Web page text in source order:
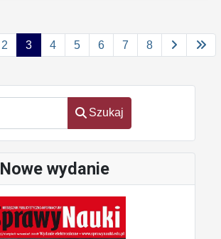
Szukaj
Nowe wydanie
2 3 4 5 6 7 8